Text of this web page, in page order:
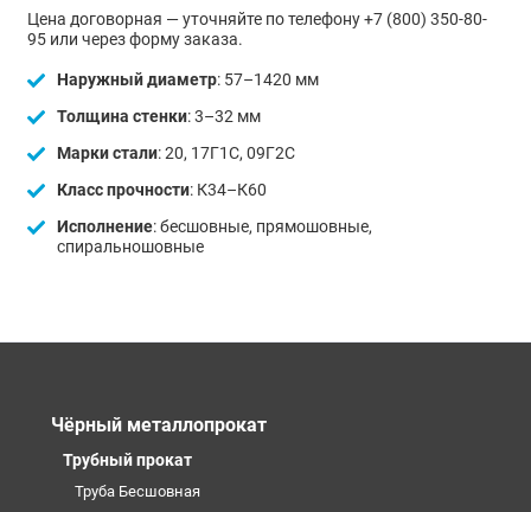
Цена договорная — уточняйте по телефону +7 (800) 350-80-
95 или через форму заказа.
Наружный диаметр: 57–1420 мм
Толщина стенки: 3–32 мм
Марки стали: 20, 17Г1С, 09Г2С
Класс прочности: К34–К60
Исполнение: бесшовные, прямошовные,
спиральношовные
Чёрный металлопрокат
Трубный прокат
Труба Бесшовная